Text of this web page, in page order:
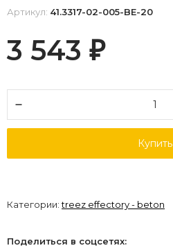
Артикул: 41.3317-02-005-BE-20
3 543 ₽
Купить
Категории:treez effectory - beton
Поделиться в соцсетях: